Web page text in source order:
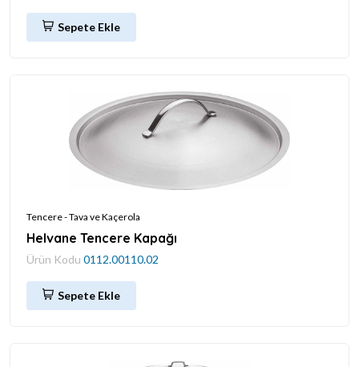
Sepete Ekle
Tencere - Tava ve Kaçerola
Helvane Tencere Kapağı
Ürün Kodu 0112.00110.02
Sepete Ekle